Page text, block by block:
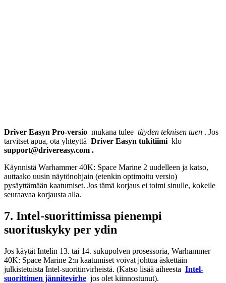
Driver Easyn Pro-versio mukana tulee täyden teknisen tuen . Jos
tarvitset apua, ota yhteyttä Driver Easyn tukitiimi klo
support@drivereasy.com .
Käynnistä Warhammer 40K: Space Marine 2 uudelleen ja katso,
auttaako uusin näytönohjain (etenkin optimoitu versio)
pysäyttämään kaatumiset. Jos tämä korjaus ei toimi sinulle, kokeile
seuraavaa korjausta alla.
7. Intel-suorittimissa pienempi
suorituskyky per ydin
Jos käytät Intelin 13. tai 14. sukupolven prosessoria, Warhammer
40K: Space Marine 2:n kaatumiset voivat johtua äskettäin
julkistetuista Intel-suoritinvirheistä. (Katso lisää aiheesta Intel-
suorittimen jännitevirhe jos olet kiinnostunut).